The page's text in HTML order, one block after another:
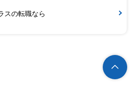
スの転職なら